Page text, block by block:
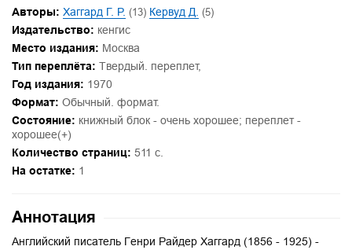
Авторы: Хаггард Г. Р. (13) Кервуд Д. (5)
Издательство: кенгис
Место издания: Москва
Тип переплёта: Твердый. переплет,
Год издания: 1970
Формат: Обычный. формат.
Состояние: книжный блок - очень хорошее; переплет -
хорошее(+)
Количество страниц: 511 с.
На остатке: 1
Аннотация
Английский писатель Генри Райдер Хаггард (1856 - 1925) -